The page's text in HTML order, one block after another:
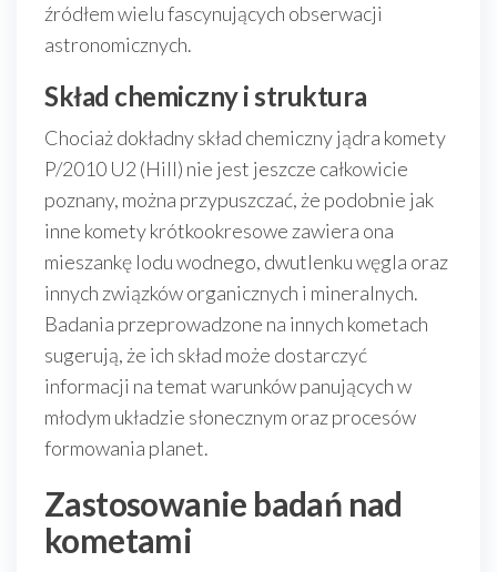
źródłem wielu fascynujących obserwacji
astronomicznych.
Skład chemiczny i struktura
Chociaż dokładny skład chemiczny jądra komety
P/2010 U2 (Hill) nie jest jeszcze całkowicie
poznany, można przypuszczać, że podobnie jak
inne komety krótkookresowe zawiera ona
mieszankę lodu wodnego, dwutlenku węgla oraz
innych związków organicznych i mineralnych.
Badania przeprowadzone na innych kometach
sugerują, że ich skład może dostarczyć
informacji na temat warunków panujących w
młodym układzie słonecznym oraz procesów
formowania planet.
Zastosowanie badań nad
kometami